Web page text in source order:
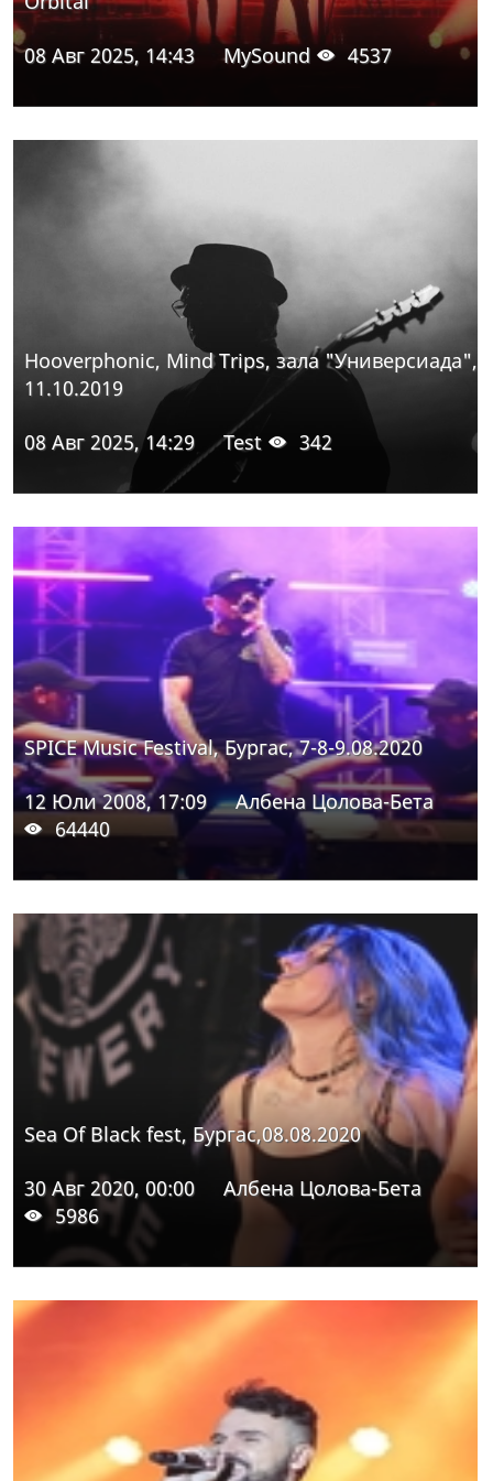
08 Авг 2025, 14:43 MySound 4537
Hooverphonic, Mind Trips, зала "Универсиада",
11.10.2019
08 Авг 2025, 14:29 Test 342
SPICE Music Festival, Бургас, 7-8-9.08.2020
12 Юли 2008, 17:09
Албена Цолова-Бета
64440
Sea Of Black fest, Бургас,08.08.2020
30 Авг 2020, 00:00
Албена Цолова-Бета
5986